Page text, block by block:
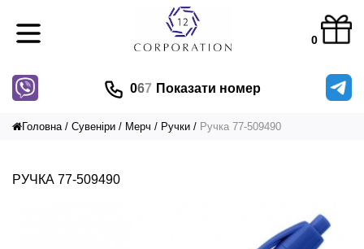
0
067 Показати номер
Головна Сувеніри Мерч Ручки Ручка 77-509490
РУЧКА 77-509490